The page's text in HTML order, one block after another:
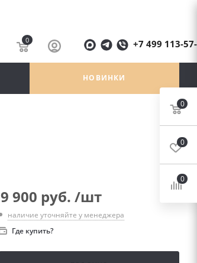
0 +7 499 113-
НОВИНКИ
9 900 руб. /шт
наличие уточняйте у менеджера
Где купить?
0
0
0